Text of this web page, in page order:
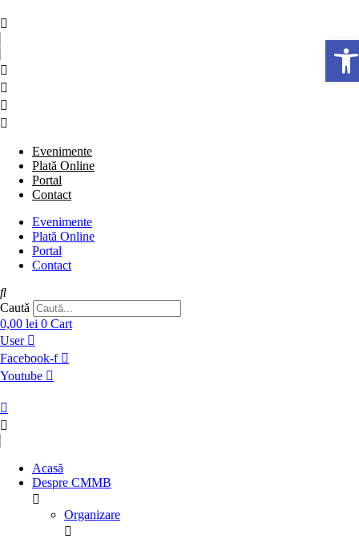
la
conținut
Evenimente
Plată Online
Portal
Contact
Evenimente
Plată Online
Portal
Contact
Caută
0,00 lei 0 Cart
User
Facebook-f
Youtube
Acasă
Despre CMMB
Organizare